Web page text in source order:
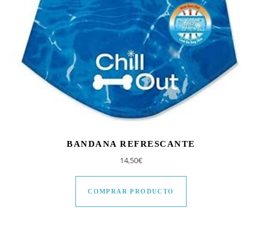
BANDANA REFRESCANTE
14,50€
COMPRAR PRODUCTO